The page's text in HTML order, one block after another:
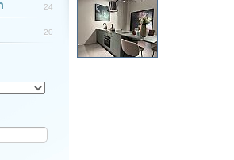
24
20